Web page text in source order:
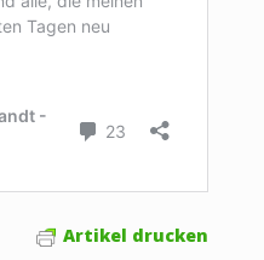
Artikel drucken